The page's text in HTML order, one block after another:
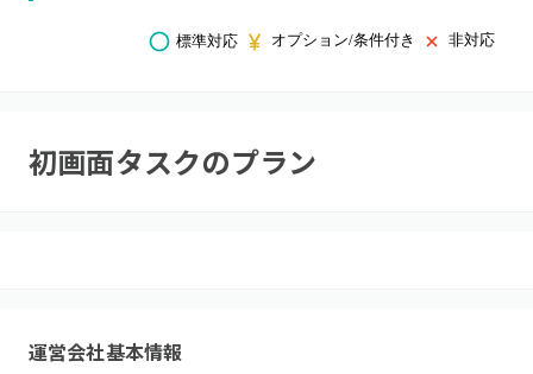
標準対応 オプション/条件付き 非対応
初画面タスクのプラン
運営会社基本情報